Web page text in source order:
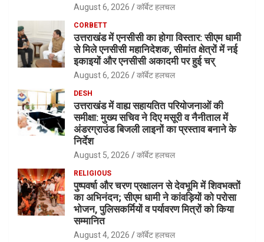
August 6, 2026 कॉर्बेट हलचल
CORBETT
उत्तराखंड में एनसीसी का होगा विस्तार: सीएम धामी
से मिले एनसीसी महानिदेशक, सीमांत क्षेत्रों में नई
इकाइयों और एनसीसी अकादमी पर हुई चर्
August 6, 2026 कॉर्बेट हलचल
DESH
उत्तराखंड में वाह्य सहायतित परियोजनाओं की
समीक्षा: मुख्य सचिव ने दिए मसूरी व नैनीताल में
अंडरग्राउंड बिजली लाइनों का प्रस्ताव बनाने के
निर्देश
August 5, 2026 कॉर्बेट हलचल
RELIGIOUS
पुष्पवर्षा और चरण प्रक्षालन से देवभूमि में शिवभक्तों
का अभिनंदन; सीएम धामी ने कांवड़ियों को परोसा
भोजन, पुलिसकर्मियों व पर्यावरण मित्रों को किया
सम्मानित
August 4, 2026 कॉर्बेट हलचल